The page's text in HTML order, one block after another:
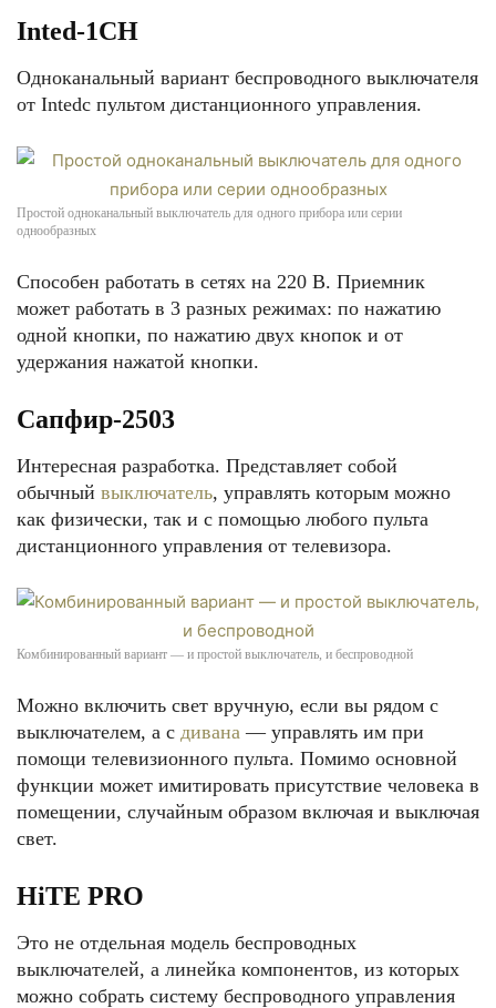
Inted-1CH
Одноканальный вариант беспроводного выключателя
от Intedс пультом дистанционного управления.
Простой одноканальный выключатель для одного прибора или серии
однообразных
Способен работать в сетях на 220 В. Приемник
может работать в 3 разных режимах: по нажатию
одной кнопки, по нажатию двух кнопок и от
удержания нажатой кнопки.
Сапфир-2503
Интересная разработка. Представляет собой
обычный выключатель, управлять которым можно
как физически, так и с помощью любого пульта
дистанционного управления от телевизора.
Комбинированный вариант — и простой выключатель, и беспроводной
Можно включить свет вручную, если вы рядом с
выключателем, а с дивана — управлять им при
помощи телевизионного пульта. Помимо основной
функции может имитировать присутствие человека в
помещении, случайным образом включая и выключая
свет.
HiTE PRO
Это не отдельная модель беспроводных
выключателей, а линейка компонентов, из которых
можно собрать систему беспроводного управления